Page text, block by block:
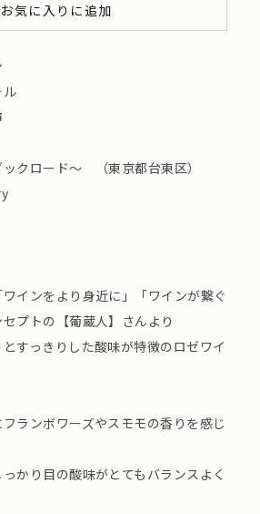
お気に入りに追加
クロード〜 （東京都台東区）
インをより身近に」「ワインが繋ぐ
プトの【葡蔵人】さんより
すっきりした酸味が特徴のロゼワイ
ランボワーズやスモモの香りを感じ
かり目の酸味がとてもバランスよく